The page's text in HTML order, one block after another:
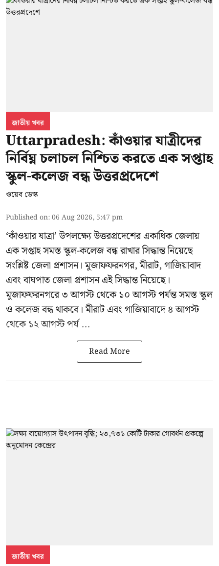
জাতীয় খবর
Uttarpradesh: কাঁওয়ার যাত্রীদের
নির্বিঘ্ন চলাচল নিশ্চিত করতে এক সপ্তাহ
স্কুল-কলেজ বন্ধ উত্তরপ্রদেশে
ওয়েব ডেস্ক
Published on:06 Aug 2026, 5:47 pm
‘কাঁওয়ার যাত্রা’উপলক্ষ্যে উত্তরপ্রদেশের একাধিক জেলায়
এক সপ্তাহ সমস্ত স্কুল-কলেজ বন্ধ রাখার সিদ্ধান্ত নিয়েছে
সংশ্লিষ্ট জেলা প্রশাসন। মুজাফফরনগর, মীরাট, গাজিয়াবাদ
এবং বাঘপাত জেলা প্রশাসন এই সিদ্ধান্ত নিয়েছে।
মুজাফফরনগরে ৩ আগস্ট থেকে ১০ আগস্ট পর্যন্ত সমস্ত স্কুল
ও কলেজ বন্ধ থাকবে। মীরাট এবং গাজিয়াবাদে ৪ আগস্ট
থেকে ১২ আগস্ট পর্য ...
Read More
জাতীয় খবর